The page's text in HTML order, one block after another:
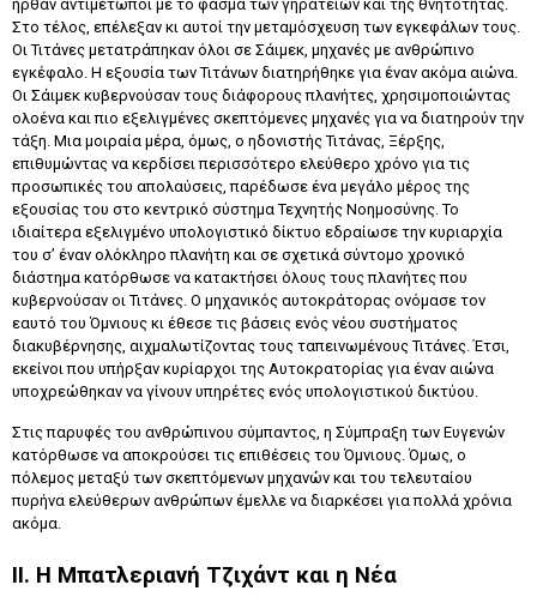
ήρθαν αντιμέτωποι με το φάσμα των γηρατειών και της θνητότητας.
Στο τέλος, επέλεξαν κι αυτοί την μεταμόσχευση των εγκεφάλων τους.
Οι Τιτάνες μετατράπηκαν όλοι σε Σάιμεκ, μηχανές με ανθρώπινο
εγκέφαλο. Η εξουσία των Τιτάνων διατηρήθηκε για έναν ακόμα αιώνα.
Οι Σάιμεκ κυβερνούσαν τους διάφορους πλανήτες, χρησιμοποιώντας
ολοένα και πιο εξελιγμένες σκεπτόμενες μηχανές για να διατηρούν την
τάξη. Μια μοιραία μέρα, όμως, ο ηδονιστής Τιτάνας, Ξέρξης,
επιθυμώντας να κερδίσει περισσότερο ελεύθερο χρόνο για τις
προσωπικές του απολαύσεις, παρέδωσε ένα μεγάλο μέρος της
εξουσίας του στο κεντρικό σύστημα Τεχνητής Νοημοσύνης. Το
ιδιαίτερα εξελιγμένο υπολογιστικό δίκτυο εδραίωσε την κυριαρχία
του σ’ έναν ολόκληρο πλανήτη και σε σχετικά σύντομο χρονικό
διάστημα κατόρθωσε να κατακτήσει όλους τους πλανήτες που
κυβερνούσαν οι Τιτάνες. Ο μηχανικός αυτοκράτορας ονόμασε τον
εαυτό του Όμνιους κι έθεσε τις βάσεις ενός νέου συστήματος
διακυβέρνησης, αιχμαλωτίζοντας τους ταπεινωμένους Τιτάνες. Έτσι,
εκείνοι που υπήρξαν κυρίαρχοι της Αυτοκρατορίας για έναν αιώνα
υποχρεώθηκαν να γίνουν υπηρέτες ενός υπολογιστικού δικτύου.
Στις παρυφές του ανθρώπινου σύμπαντος, η Σύμπραξη των Ευγενών
κατόρθωσε να αποκρούσει τις επιθέσεις του Όμνιους. Όμως, ο
πόλεμος μεταξύ των σκεπτόμενων μηχανών και του τελευταίου
πυρήνα ελεύθερων ανθρώπων έμελλε να διαρκέσει για πολλά χρόνια
ακόμα.
ΙΙ. Η Μπατλεριανή Τζιχάντ και η Νέα